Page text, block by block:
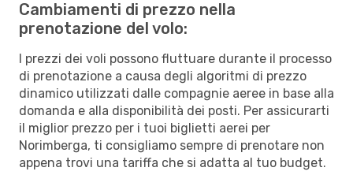
Cambiamenti di prezzo nella
prenotazione del volo:
I prezzi dei voli possono fluttuare durante il processo
di prenotazione a causa degli algoritmi di prezzo
dinamico utilizzati dalle compagnie aeree in base alla
domanda e alla disponibilità dei posti. Per assicurarti
il miglior prezzo per i tuoi biglietti aerei per
Norimberga, ti consigliamo sempre di prenotare non
appena trovi una tariffa che si adatta al tuo budget.